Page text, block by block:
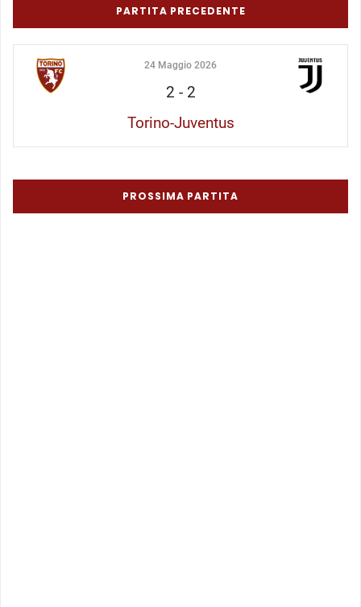
PARTITA PRECEDENTE
24 Maggio 2026
2 - 2
Torino-Juventus
PROSSIMA PARTITA